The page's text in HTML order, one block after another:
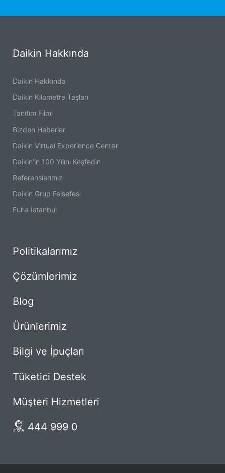
Daikin Hakkında
Daikin Hakkında
Daikin Kilometre Taşları
Tanıtım Filmi
Bizden Haberler
Daikin Virtual Experience Center
Daikin'in 100 Yılını Keşfedin
Referanslarımız
Daikin Grup Felsefesi
Fuha İstanbul
Politikalarımız
Çözümlerimiz
Blog
Ürünlerimiz
Bilgi ve İpuçları
Tüketici Destek
Müşteri Hizmetleri
444 999 0